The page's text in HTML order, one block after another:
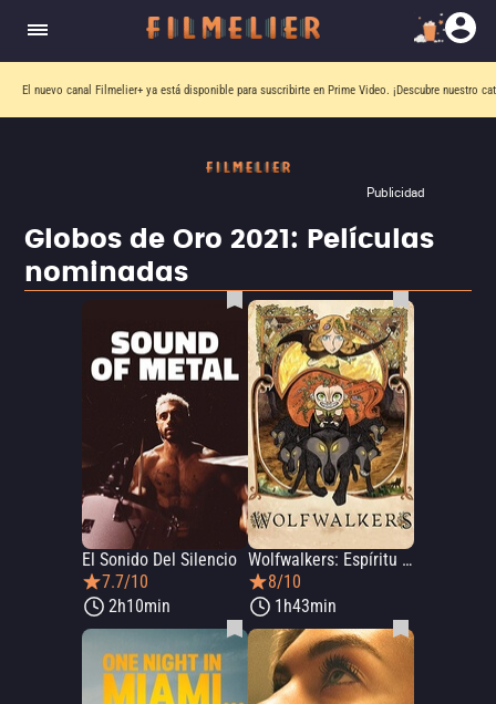
El nuevo canal Filmelier+ ya está disponible para suscribirte en Prime Video. ¡Descubre nuestro
Publicidad
Globos de Oro 2021: Películas
nominadas
El Sonido Del Silencio
7.7/10
2h10min
Wolfwalkers: Espíritu de lobo
8/10
1h43min